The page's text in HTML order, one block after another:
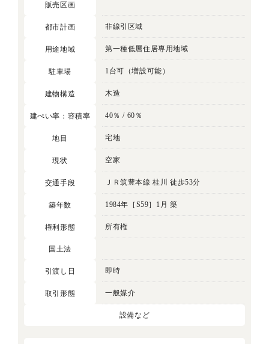
販売区画
都市計画 非線引区域
用途地域 第一種低層住居専用地域
駐車場 1台可（増設可能）
建物構造 木造
建ぺい率：容積率 40％ / 60％
地目 宅地
現状 空家
交通手段 ＪＲ筑豊本線 桂川 徒歩53分
築年数 1984年［S59］1月 築
権利形態 所有権
国土法
引渡し日 即時
取引形態 一般媒介
設備など